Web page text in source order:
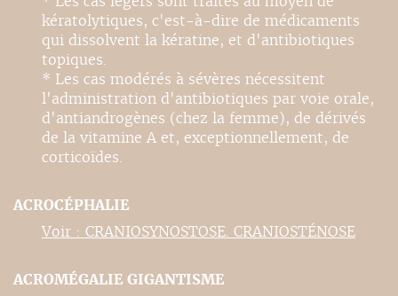
kératolytiques, c'est-à-dire de médicaments
qui dissolvent la kératine, et d'antibiotiques
topiques.
* Les cas modérés à sévères nécessitent
l'administration d'antibiotiques par voie orale,
d'antiandrogènes (chez la femme), de dérivés
de la vitamine A et, exceptionnellement, de
corticoïdes.
ACROCÉPHALIE
Voir : CRANIOSYNOSTOSE. CRANIOSTÉNOSE
ACROMÉGALIE GIGANTISME